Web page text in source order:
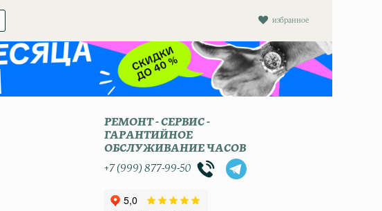
избранное
РЕМОНТ - СЕРВИС -
ГАРАНТИЙНОЕ
ОБСЛУЖИВАНИЕ ЧАСОВ
+7 (999) 877-99-50